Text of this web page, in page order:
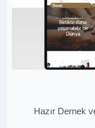
Hazır Dernek